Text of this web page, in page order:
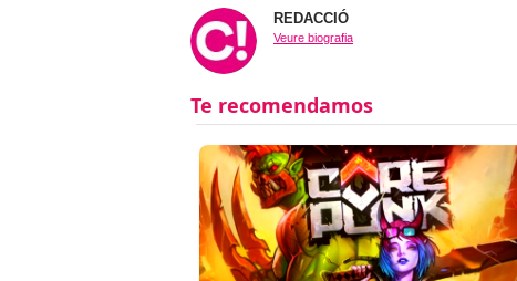
REDACCIÓ
Veure biografia